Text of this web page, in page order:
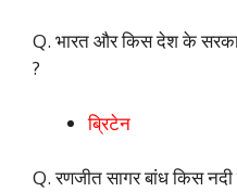
Q. भारत और किस देश के
?
ब्रिटेन
Q. रणजीत सागर बांध किस नदी